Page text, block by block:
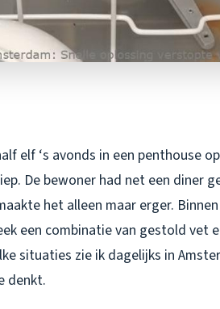
elf ‘s avonds in een penthouse
De bewoner had net een diner
het alleen maar erger.
een combinatie van gestold vet
situaties zie ik dagelijks in
denkt.